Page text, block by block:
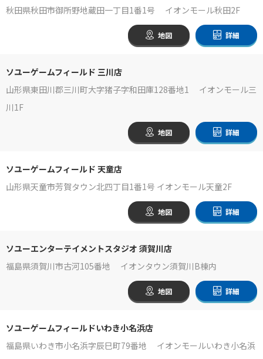
秋田県秋田市御所野地蔵田一丁目1番1号 イオンモール秋田2F
地図 詳細
ソユーゲームフィールド 三川店
山形県東田川郡三川町大字猪子字和田庫128番地1 イオンモール三
川1F
地図 詳細
ソユーゲームフィールド 天童店
山形県天童市芳賀タウン北四丁目1番1号 イオンモール天童2F
地図 詳細
ソユーエンターテイメントスタジオ 須賀川店
福島県須賀川市古河105番地 イオンタウン須賀川B棟内
地図 詳細
ソユーゲームフィールドいわき小名浜店
福島県いわき市小名浜字辰巳町79番地 イオンモールいわき小名浜